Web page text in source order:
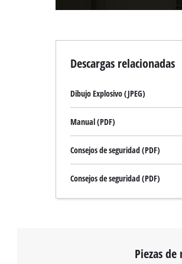
Descargas relacionadas
Dibujo Explosivo (JPEG)
Manual (PDF)
Consejos de seguridad (PDF)
Consejos de seguridad (PDF)
Piezas